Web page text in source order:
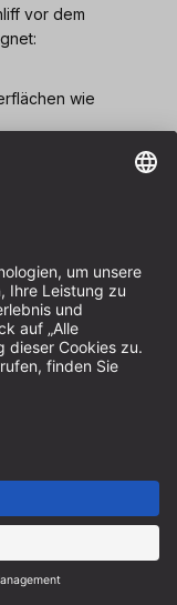
vor dem
wie
Kunststoffen.
600. Für
Cristalan
Aufrauen,